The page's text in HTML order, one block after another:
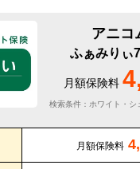
アニコ
ふぁみりぃ
月額保険料
検索条件：ホワイト・シ
月額保険料